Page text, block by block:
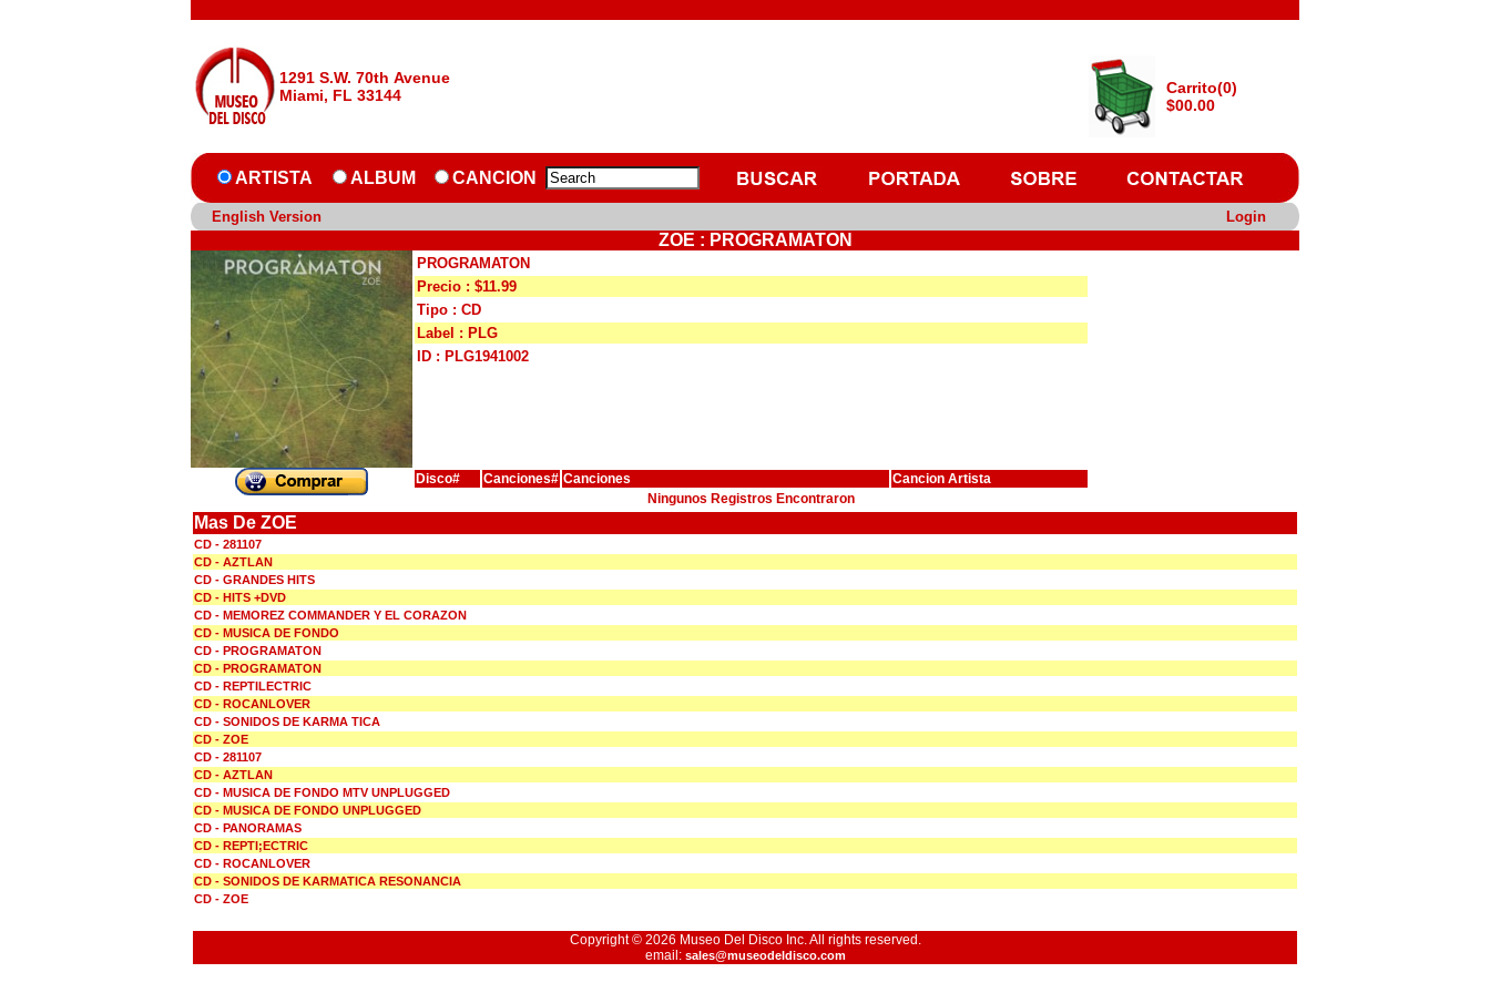
1291 S.W. 70th Avenue
Miami, FL 33144
Carrito(0)
$00.00
ARTISTA ALBUM CANCION
English Version Login
ZOE : PROGRAMATON
PROGRAMATON
Precio : $11.99
Tipo : CD
Label : PLG
ID : PLG1941002
Disco# Canciones# Canciones
Cancion Artista
Ningunos Registros Encontraron
Mas De ZOE
CD - 281107
CD - AZTLAN
CD - GRANDES HITS
CD - HITS +DVD
CD - MEMOREZ COMMANDER Y EL CORAZON
CD - MUSICA DE FONDO
CD - PROGRAMATON
CD - PROGRAMATON
CD - REPTILECTRIC
CD - ROCANLOVER
CD - SONIDOS DE KARMA TICA
CD - ZOE
CD - 281107
CD - AZTLAN
CD - MUSICA DE FONDO MTV UNPLUGGED
CD - MUSICA DE FONDO UNPLUGGED
CD - PANORAMAS
CD - REPTI;ECTRIC
CD - ROCANLOVER
CD - SONIDOS DE KARMATICA RESONANCIA
CD - ZOE
Copyright © 2026 Museo Del Disco Inc. All rights reserved.
email: sales@museodeldisco.com